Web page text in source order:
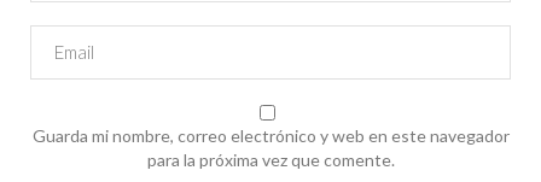
Guarda mi nombre, correo electrónico y web en este navegador
para la próxima vez que comente.